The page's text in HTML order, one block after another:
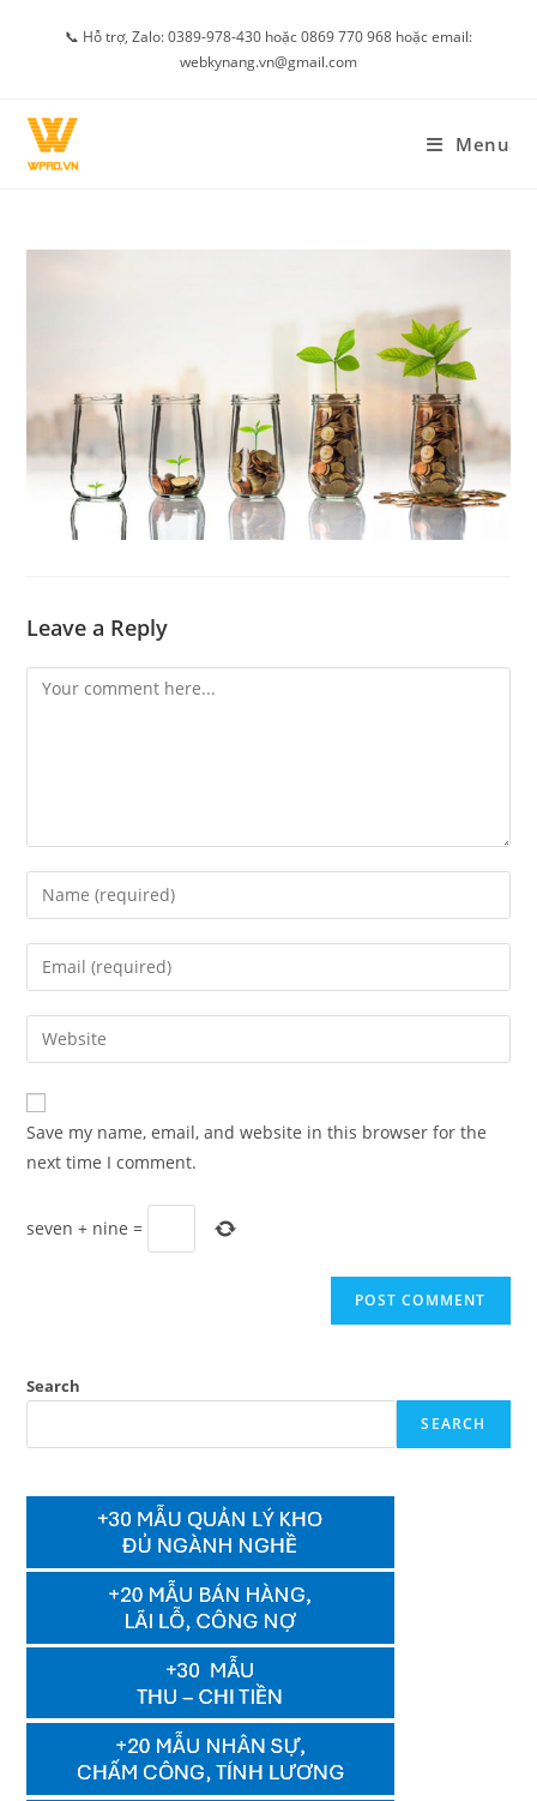
📞 Hỗ trợ, Zalo: 0389-978-430 hoặc 0869 770 968 hoặc email:
webkynang.vn@gmail.com
Menu
Leave a Reply
Comment
Enter
your
name
comment
Enter
your
email
address
comment
Enter
your
website
URL
(optional)
Save my name, email, and website in this browser for the
next time I comment.
seven + nine =
Search
SEARCH